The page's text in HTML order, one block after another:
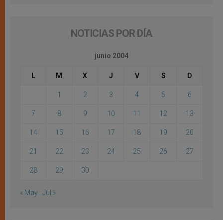
NOTICIAS POR DÍA
junio 2004
L M X J V S D
1 2 3 4 5 6
7 8 9 10 11 12 13
14 15 16 17 18 19 20
21 22 23 24 25 26 27
28 29 30
« May Jul »